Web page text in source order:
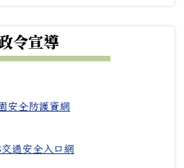
令宣導
安全防護資網
通安全入口網